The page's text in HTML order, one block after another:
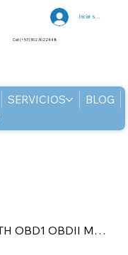
SERVICIOS
BLOG
Iniciar sesión
Cel: (+57) 302 3022448
ESCANER TABLET 8_ BLUETOOTH OBD1 OBDII MULTIMARCA MULTISISTEMA FUNC S